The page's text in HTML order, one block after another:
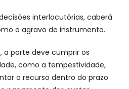
interlocutórias, caberá
o agravo de instrumento.
a parte deve cumprir os
como a tempestividade,
o recurso dentro do prazo